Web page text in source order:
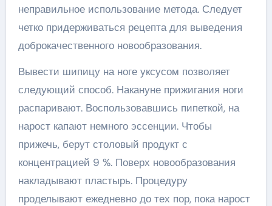
неправильное использование метода. Следует
четко придерживаться рецепта для выведения
доброкачественного новообразования.
Вывести шипицу на ноге уксусом позволяет
следующий способ. Накануне прижигания ноги
распаривают. Воспользовавшись пипеткой, на
нарост капают немного эссенции. Чтобы
прижечь, берут столовый продукт с
концентрацией 9 %. Поверх новообразования
накладывают пластырь. Процедуру
проделывают ежедневно до тех пор, пока нарост